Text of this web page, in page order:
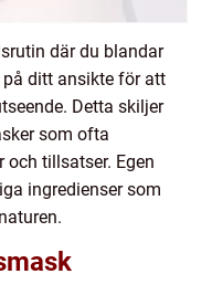
där du blandar
ditt ansikte för att
Detta skiljer
som ofta
tillsatser. Egen
ingredienser som